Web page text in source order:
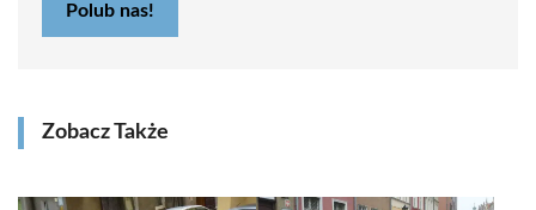
Polub nas!
Zobacz Także